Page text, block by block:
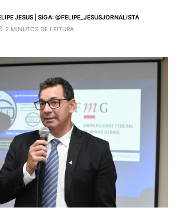
JESUS | SIGA: @FELIPE_JESUSJORNALISTA
2 MINUTOS DE LEITURA